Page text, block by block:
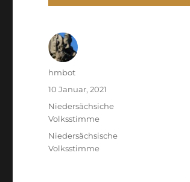
Autor
hmbot
Veröffentlicht
am
10 Januar, 2021
Kategorien
Niedersächsiche
Volksstimme
Schlagwörter
Niedersächsische
Volksstimme